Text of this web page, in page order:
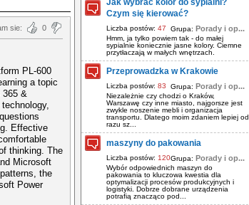
sie: 0
PL-600
a topic
365 &
Effective
thinking. The
Microsoft
the
Power
Jak wybrać kolor do sypialni?
Czym się kierować?
Liczba postów: 47 Grupa: Porady i op...
Hmm, ja tylko powiem tak - do małej
sypialnie koniecznie jasne kolory. Ciemne
przytłaczają w małych wnętrzach.
Przeprowadzka w Krakowie
Liczba postów: 83 Grupa: Porady i op...
Niezależnie czy chodzi o Kraków,
Warszawę czy inne miasto, najgorsze jest
zwykle noszenie mebli i organizacja
transportu. Dlatego moim zdaniem lepiej od
razu sz...
maszyny do pakowania
Liczba postów: 120Grupa: Porady i op...
Wybór odpowiednich maszyn do
pakowania to kluczowa kwestia dla
optymalizacji procesów produkcyjnych i
logistyki. Dobrze dobrane urządzenia
potrafią znacząco pod...